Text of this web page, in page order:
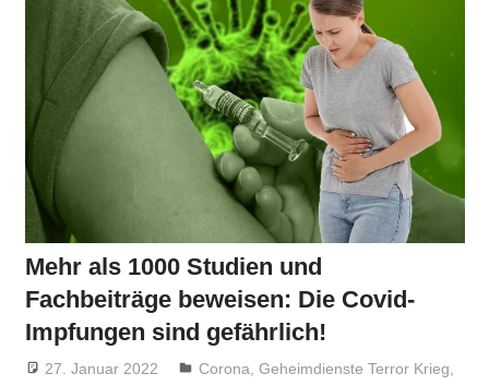
Mehr als 1000 Studien und
Fachbeiträge beweisen: Die Covid-
Impfungen sind gefährlich!
27. Januar 2022 Niki Vogt
Corona ,Geheimdienste Terror Krieg